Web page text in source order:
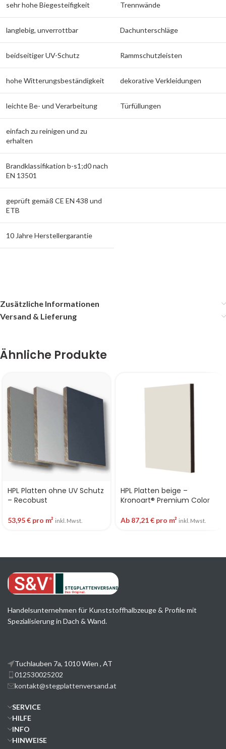
sehr hohe Biegesteifigkeit Trennwände
langlebig, unverrottbar Dachunterschläge
beidseitiger UV-Schutz Rammschutzleisten
hohe Witterungsbeständigkeit dekorative Verkleidungen
leichte Be- und Verarbeitung Türfüllungen
einfach zu reinigen und zu
erhalten
Brandklassifikation b-s1;d0 nach
EN 13501
geprüft gemäß CE EN 438 und
ETB
10 Jahre Herstellergarantie
Zusätzliche Informationen
Versand & Lieferung
Ähnliche Produkte
HPL Platten ohne UV Schutz
– Recobust
53,95€ pro m² inkl. Mwst.
HPL Platten beige –
Kronoart® Premium Color
Ab 87,21€ pro m² inkl. Mwst.
Handelsunternehmen für Kunststoffhalbzeuge & Profile mit
Spezialisierung in Dach & Wand.
Tuchlauben 7a, 1010 Wien , AT
012530025202
kontakt@stegplattenversand.at
SERVICE
HILFE
INFO
HINWEISE